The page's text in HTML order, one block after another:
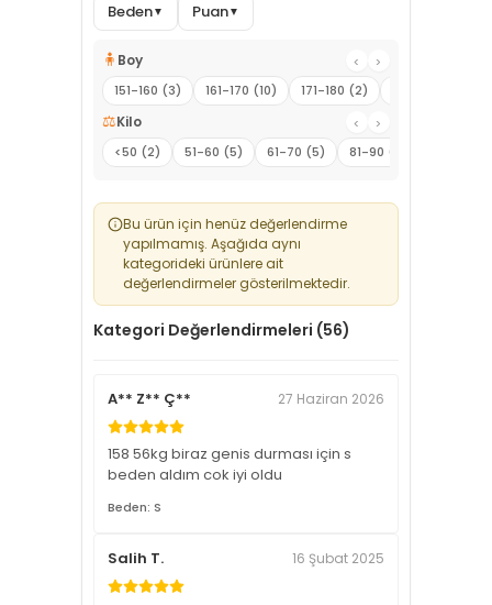
Beden▼ Puan▼
🧍 Boy ‹
›
151-160 (3)
161-170 (10) 171-180 (2)
⚖️Kilo ‹
›
<50 (2)
51-60 (5) 61-70 (5) 81-90 (2)
Bu ürün için henüz değerlendirme
yapılmamış. Aşağıda aynı
kategorideki ürünlere ait
değerlendirmeler gösterilmektedir.
Kategori Değerlendirmeleri (56)
A** Z** Ç** 27 Haziran 2026
158 56kg biraz genis durması için s
beden aldım cok iyi oldu
Beden: S
Salih T. 16 Şubat 2025